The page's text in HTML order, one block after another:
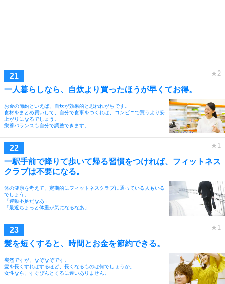
一人暮らしなら、自炊より買ったほうが早くてお得。
お金の節約といえば、自炊が効果的と思われがちです。
食材をまとめ買いして、自分で食事をつくれば、コンビニで買うより安
上がりになるでしょう。
栄養バランスも自分で調整できます。
一駅手前で降りて歩いて帰る習慣をつければ、フィットネス
クラブは不要になる。
体の健康を考えて、定期的にフィットネスクラブに通っている人もいる
でしょう。
「運動不足だなあ」
「最近ちょっと体重が気になるなあ」
髪を短くすると、時間とお金を節約できる。
突然ですが、なぞなぞです。
髪を長くすればするほど、長くなるものは何でしょうか。
女性なら、すぐぴんとくるに違いありません。